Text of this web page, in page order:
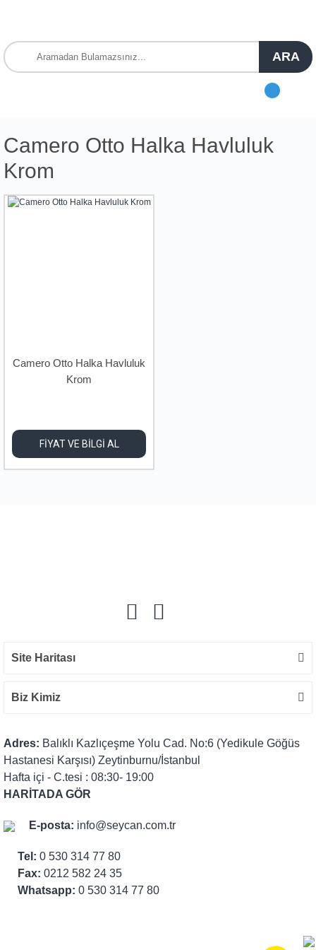
ARA
Camero Otto Halka Havluluk
Krom
Camero Otto Halka Havluluk
Krom
FİYAT VE BİLGİ AL
Site Haritası
Biz Kimiz
Adres: Balıklı Kazlıçeşme Yolu Cad. No:6 (Yedikule Göğüs
Hastanesi Karşısı) Zeytinburnu/İstanbul
Hafta içi - C.tesi : 08:30- 19:00
HARİTADA GÖR
E-posta: info@seycan.com.tr
Tel: 0 530 314 77 80
Fax: 0212 582 24 35
Whatsapp: 0 530 314 77 80